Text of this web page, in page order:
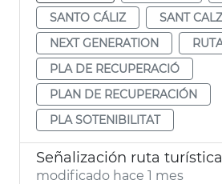
SANTO CÁLIZ
SANT
NEXT GENERATION
PLA DE RECUPERACIÓ
PLAN DE RECUPERACIÓN
PLA SOTENIBILITAT
Señalización ruta
modificado hace 1 mes